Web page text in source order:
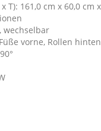
T): 161,0 cm x 60,0 cm
wechselbar
vorne, Rollen hinten